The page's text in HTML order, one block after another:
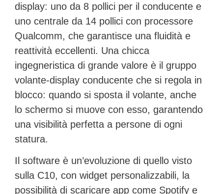
display: uno da 8 pollici per il conducente e
uno centrale da 14 pollici con processore
Qualcomm, che garantisce una fluidità e
reattività eccellenti. Una chicca
ingegneristica di grande valore è il gruppo
volante-display conducente che si regola in
blocco: quando si sposta il volante, anche
lo schermo si muove con esso, garantendo
una visibilità perfetta a persone di ogni
statura.
Il software è un’evoluzione di quello visto
sulla C10, con widget personalizzabili, la
possibilità di scaricare app come Spotify e